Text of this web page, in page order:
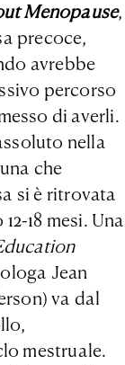
Menopause,
precoce,
avrebbe
percorso
di averli.
nella
che
si è ritrovata
18 mesi. Una
Jean
va dal
mestruale.